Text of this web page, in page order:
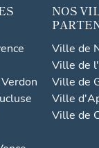
NOS
Ville de
Ville de
Ville de
Ville
Ville de